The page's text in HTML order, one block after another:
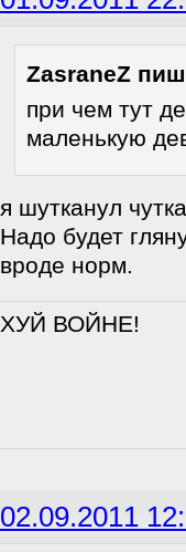
ZasraneZ
при чем тут
маленькую
я шутканул
Надо будет
вроде норм.
ХУЙ ВОЙНЕ!
02.09.2011